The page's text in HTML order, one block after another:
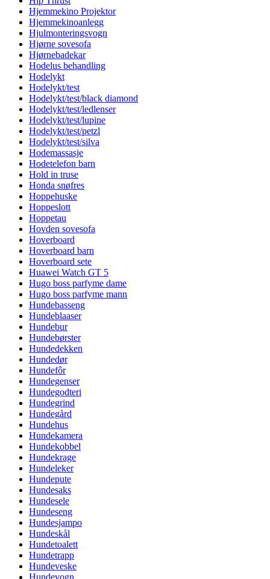
Hjemmekino Projektor
Hjemmekinoanlegg
Hjulmonteringsvogn
Hjørne sovesofa
Hjørnebadekar
Hodelus behandling
Hodelykt
Hodelykt/test
Hodelykt/test/black diamond
Hodelykt/test/ledlenser
Hodelykt/test/lupine
Hodelykt/test/petzl
Hodelykt/test/silva
Hodemassasje
Hodetelefon barn
Hold in truse
Honda snøfres
Hoppehuske
Hoppeslott
Hoppetau
Hovden sovesofa
Hoverboard
Hoverboard barn
Hoverboard sete
Huawei Watch GT 5
Hugo boss parfyme dame
Hugo boss parfyme mann
Hundebasseng
Hundeblaaser
Hundebur
Hundebørster
Hundedekken
Hundedør
Hundefôr
Hundegenser
Hundegodteri
Hundegrind
Hundegård
Hundehus
Hundekamera
Hundekobbel
Hundekrage
Hundeleker
Hundepute
Hundesaks
Hundesele
Hundeseng
Hundesjampo
Hundeskål
Hundetoalett
Hundetrapp
Hundeveske
Hundevogn